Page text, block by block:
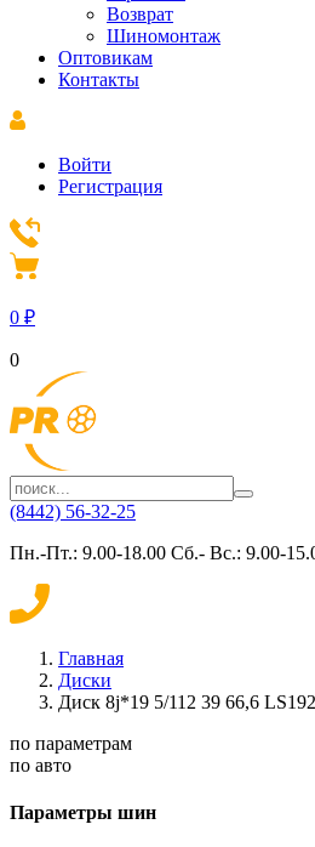
Возврат
Шиномонтаж
Оптовикам
Контакты
Войти
Регистрация
0 ₽
0
(8442) 56-32-25
Пн.-Пт.: 9.00-18.00 Сб.- Вс.: 9.00-
Главная
Диски
Диск 8j*19 5/112 39 66,6
по параметрам
по авто
Параметры шин